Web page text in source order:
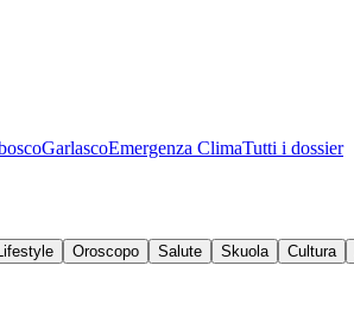
GarlascoEmergenza ClimaTutti i dossier
Oroscopo Salute Skuola Cultura